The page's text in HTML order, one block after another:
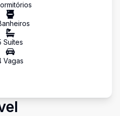
s
s
Suítes
Vagas